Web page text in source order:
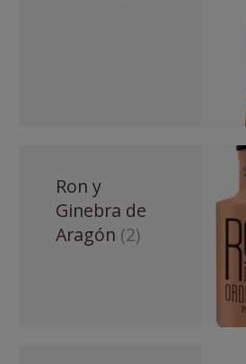
Ron y
Ginebra de
Aragón (2)